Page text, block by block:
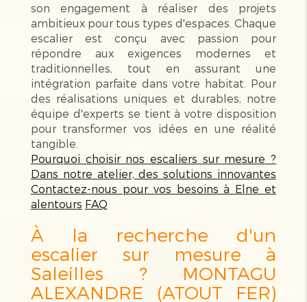
son engagement à réaliser des projets
ambitieux pour tous types d'espaces. Chaque
escalier est conçu avec passion pour
répondre aux exigences modernes et
traditionnelles, tout en assurant une
intégration parfaite dans votre habitat. Pour
des réalisations uniques et durables, notre
équipe d'experts se tient à votre disposition
pour transformer vos idées en une réalité
tangible.
Pourquoi choisir nos escaliers sur mesure ?
Dans notre atelier, des solutions innovantes
Contactez-nous pour vos besoins à Elne et
alentours FAQ
À la recherche d'un
escalier sur mesure à
Saleilles ? MONTAGU
ALEXANDRE (ATOUT FER)